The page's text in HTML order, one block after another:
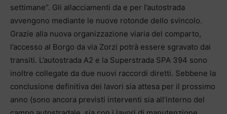
settimane”. Gli allacciamenti da e per l’autostrada
avvengono mediante le nuove rotonde dello svincolo.
Grazie alla nuova organizzazione viaria del comparto,
l’accesso al Borgo da via Zorzi potrà essere sgravato dai
transiti. L’autostrada A2 e la Superstrada SPA 394 sono
inoltre collegate da due nuovi raccordi diretti. Sebbene la
conclusione definitiva dei lavori sia attesa per il prossimo
anno (sono ancora previsti interventi sia all’interno del